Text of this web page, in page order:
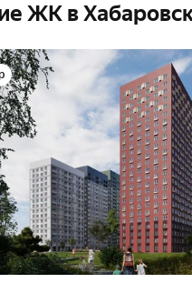
ЖК в